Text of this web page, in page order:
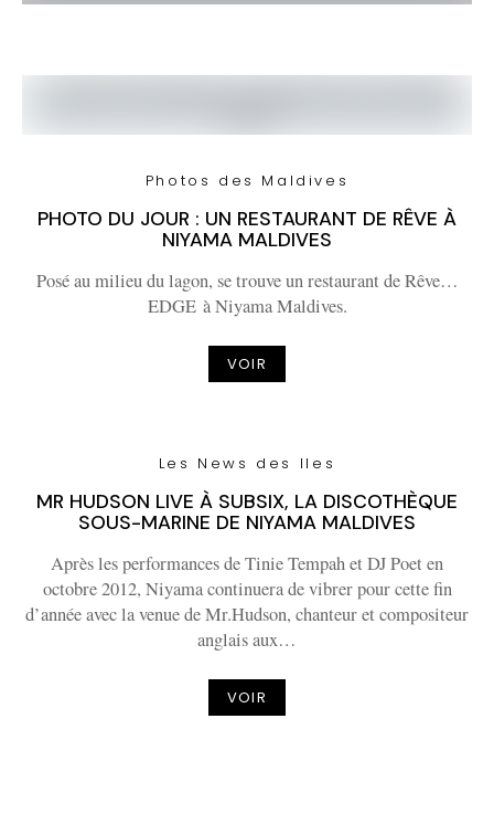
Photos des Maldives
PHOTO DU JOUR : UN RESTAURANT DE RÊVE À
NIYAMA MALDIVES
Posé au milieu du lagon, se trouve un restaurant de Rêve…
EDGE à Niyama Maldives.
VOIR
Les News des Iles
MR HUDSON LIVE À SUBSIX, LA DISCOTHÈQUE
SOUS-MARINE DE NIYAMA MALDIVES
Après les performances de Tinie Tempah et DJ Poet en
octobre 2012, Niyama continuera de vibrer pour cette fin
d’année avec la venue de Mr.Hudson, chanteur et compositeur
anglais aux…
VOIR